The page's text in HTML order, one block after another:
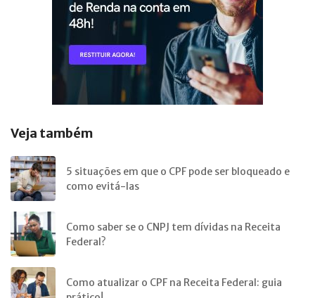
Veja também
5 situações em que o CPF pode ser bloqueado e
como evitá-las
Como saber se o CNPJ tem dívidas na Receita
Federal?
Como atualizar o CPF na Receita Federal: guia